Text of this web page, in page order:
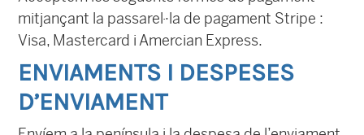
mitjançant la passarel·la de pagament Stripe :
Visa, Mastercard i Amercian Express.
ENVIAMENTS I DESPESES
D’ENVIAMENT